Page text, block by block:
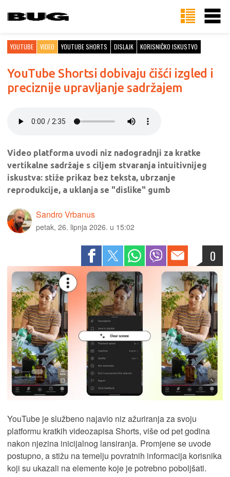
YOUTUBE VIDEO YOUTUBE SHORTS DISLAJK KORISNIČKO ISKUSTVO
YouTube Shortsi dobivaju čišći izgled i
preciznije upravljanje sadržajem
Video platforma uvodi niz nadogradnji za kratke
vertikalne sadržaje s ciljem stvaranja intuitivnijeg
iskustva: stiže prikaz bez teksta, ubrzanje
reprodukcije, a uklanja se "dislike" gumb
Sandro Vrbanus
petak, 26. lipnja 2026. u 15:02
0
YouTube je službeno najavio niz ažuriranja za svoju
platformu kratkih videozapisa Shorts, više od pet godina
nakon njezina inicijalnog lansiranja. Promjene se uvode
postupno, a stižu na temelju povratnih informacija korisnika
koji su ukazali na elemente koje je potrebno poboljšati.